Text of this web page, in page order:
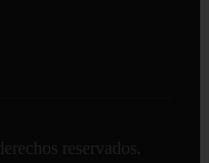
reservados.